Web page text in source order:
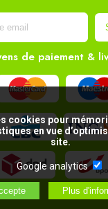
de paiement &
cookies pour
en vue
site.
Google analytics